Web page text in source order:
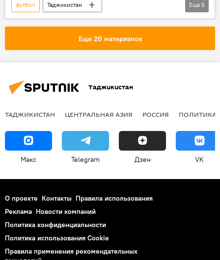
футбол
Таджикистан
Таджикистан: свежие новости спорта
Саудовская Аравия
Новости Душанбе
Еще 5
Еще 20 материалов
Таджикистан
ТАДЖИКИСТАН ЦЕНТРАЛЬНАЯ АЗИЯ РОССИЯ ПОЛИТИКА
Макс Telegram Дзен VK
О проекте Контакты Правила использования
Реклама Новости компаний
Политика конфиденциальности
Политика использования Cookie
Правила применения рекомендательных